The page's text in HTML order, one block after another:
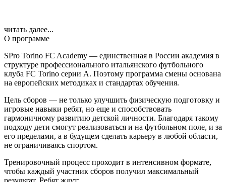
читать далее...
О программе
SPro Torino FC Academy — единственная в России академия в
структуре профессионального итальянского футбольного
клуба FC Torino серии А. Поэтому программа смены основана
на европейских методиках и стандартах обучения.
Цель сборов — не только улучшить физическую подготовку и
игровые навыки ребят, но еще и способствовать
гармоничному развитию детской личности. Благодаря такому
подходу дети смогут реализоваться и на футбольном поле, и за
его пределами, а в будущем сделать карьеру в любой области,
не ограничиваясь спортом.
Тренировочный процесс проходит в интенсивном формате,
чтобы каждый участник сборов получил максимальный
результат. Ребят ждут: